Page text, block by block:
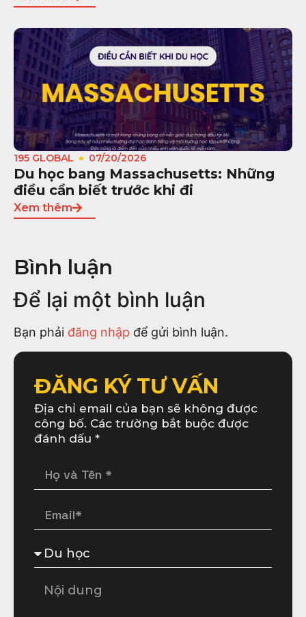
195 GLOBAL 07/20/2026
Du học bang Massachusetts: Những
điều cần biết trước khi đi
Xem thêm
Bình luận
Để lại một bình luận
Bạn phải đăng nhập để gửi bình luận.
ĐĂNG KÝ TƯ VẤN
Địa chỉ email của bạn sẽ không được
công bố. Các trường bắt buộc được
đánh dấu *